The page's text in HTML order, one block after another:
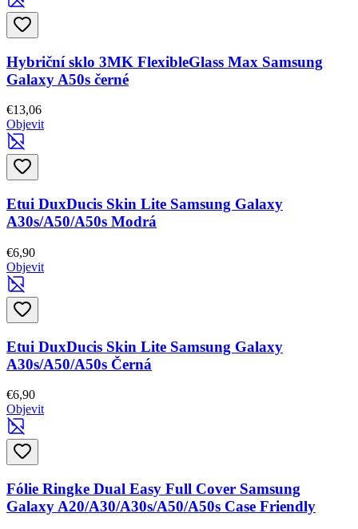
Hybriční sklo 3MK FlexibleGlass Max Samsung
Galaxy A50s černé
€13,06
Objevit
Etui DuxDucis Skin Lite Samsung Galaxy
A30s/A50/A50s Modrá
€6,90
Objevit
Etui DuxDucis Skin Lite Samsung Galaxy
A30s/A50/A50s Černá
€6,90
Objevit
Fólie Ringke Dual Easy Full Cover Samsung
Galaxy A20/A30/A30s/A50/A50s Case Friendly